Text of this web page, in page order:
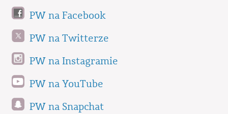
PW na Facebook
PW na Twitterze
PW na Instagramie
PW na YouTube
PW na Snapchat